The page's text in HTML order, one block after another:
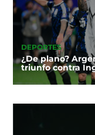
DEPORTES
¿De plano?
triunfo contra